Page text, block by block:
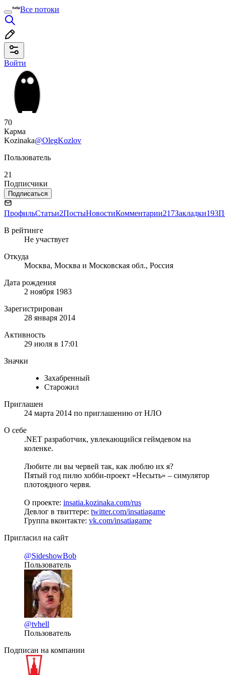
Все потоки
Войти
70
Карма
Kozinaka@OlegKozlov
Пользователь
21
Подписчики
Подписаться
ПрофильСтатьи2ПостыНовостиКомментарии217Закладки193
В рейтинге
Не участвует
Откуда
Москва, Москва и Московская обл., Россия
Дата рождения
2 ноября 1983
Зарегистрирован
28 января 2014
Активность
29 июля в 17:01
Значки
Захабренный
Старожил
Приглашен
24 марта 2014 по приглашению от НЛО
О себе
.NET разработчик, увлекающийся геймдевом на
коленке.
Любите ли вы червей так, как люблю их я?
Пятый год пилю хобби-проект «Несыть» – симулятор
плотоядного червя.
О проекте: insatia.kozinaka.com/rus
Девлог в твиттере: twitter.com/insatiagame
Группа вконтакте: vk.com/insatiagame
Пригласил на сайт
@SideshowBob
Пользователь
@tvhell
Пользователь
Подписан на компании